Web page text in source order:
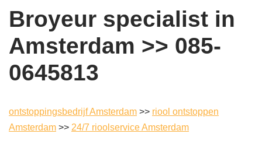
Broyeur specialist in
Amsterdam >> 085-
0645813
ontstoppingsbedrijf Amsterdam >> riool ontstoppen
Amsterdam >> 24/7 rioolservice Amsterdam